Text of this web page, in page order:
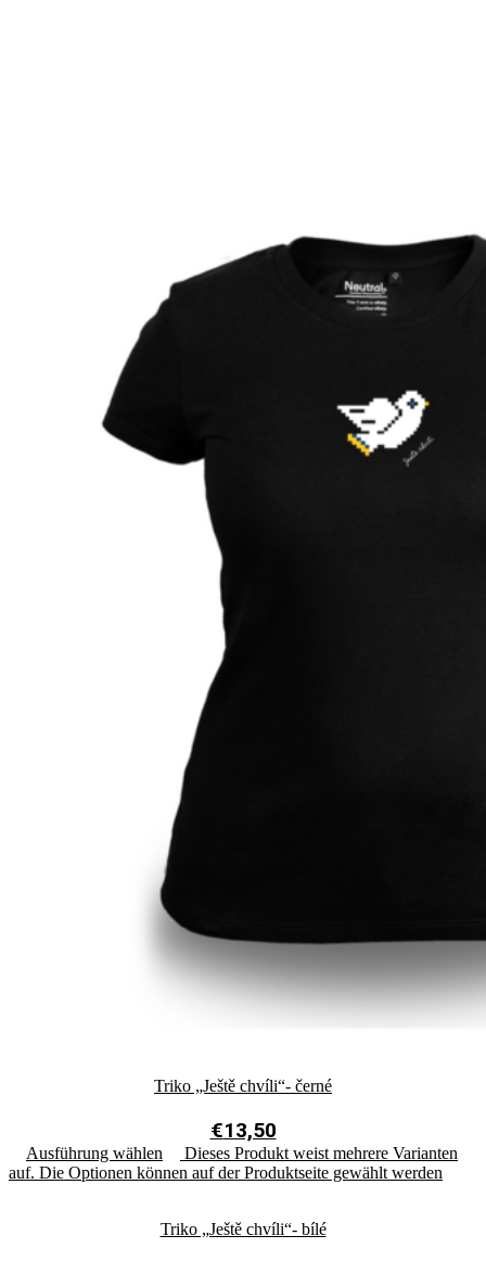
Triko „Ještě chvíli“- černé
€13,50
Ausführung wählen
Dieses Produkt weist mehrere Varianten
auf. Die Optionen können auf der Produktseite gewählt werden
Triko „Ještě chvíli“- bílé